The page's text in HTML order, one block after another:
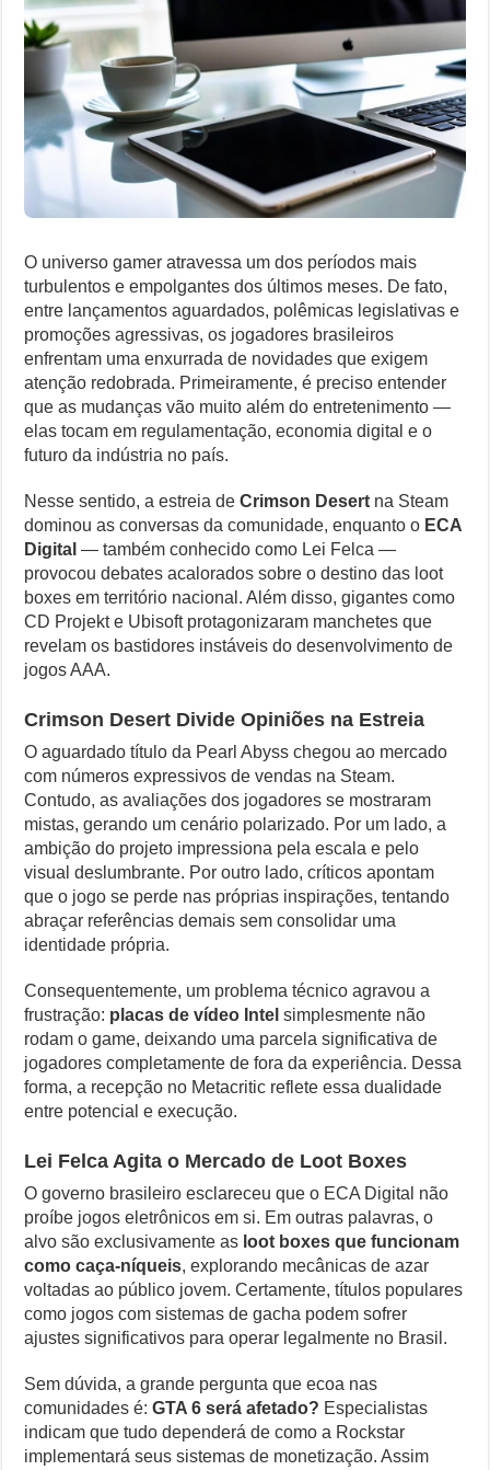
Como Resolver a Disputa Política do Republicanos Rumo a 2026
O Que Levou Quatro Trabalhadores à Morte em Obra Proibida no
Casa Branca Antes Distante, Camp David Agora no Centro do Poder
Especialistas Revelam o Que Levou ao Ataque Fatal na Fábrica
Semana
Decisiva
O universo gamer atravessa um dos períodos mais
turbulentos e empolgantes dos últimos meses. De fato,
entre lançamentos aguardados, polêmicas legislativas e
promoções agressivas, os jogadores brasileiros
enfrentam uma enxurrada de novidades que exigem
atenção redobrada. Primeiramente, é preciso entender
que as mudanças vão muito além do entretenimento —
elas tocam em regulamentação, economia digital e o
futuro da indústria no país.
Nesse sentido, a estreia deCrimson Desert na Steam
dominou as conversas da comunidade, enquanto o ECA
Digital — também conhecido como Lei Felca —
provocou debates acalorados sobre o destino das loot
boxes em território nacional. Além disso, gigantes como
CD Projekt e Ubisoft protagonizaram manchetes que
revelam os bastidores instáveis do desenvolvimento de
jogos AAA.
Crimson Desert Divide Opiniões na Estreia
O aguardado título da Pearl Abyss chegou ao mercado
com números expressivos de vendas na Steam.
Contudo, as avaliações dos jogadores se mostraram
mistas, gerando um cenário polarizado. Por um lado, a
ambição do projeto impressiona pela escala e pelo
visual deslumbrante. Por outro lado, críticos apontam
que o jogo se perde nas próprias inspirações, tentando
abraçar referências demais sem consolidar uma
identidade própria.
Consequentemente, um problema técnico agravou a
frustração: placas de vídeo Intel simplesmente não
rodam o game, deixando uma parcela significativa de
jogadores completamente de fora da experiência. Dessa
forma, a recepção no Metacritic reflete essa dualidade
entre potencial e execução.
Lei Felca Agita o Mercado de Loot Boxes
O governo brasileiro esclareceu que o ECA Digital não
proíbe jogos eletrônicos em si. Em outras palavras, o
alvo são exclusivamente as loot boxes que funcionam
como caça-níqueis, explorando mecânicas de azar
voltadas ao público jovem. Certamente, títulos populares
como jogos com sistemas de gacha podem sofrer
ajustes significativos para operar legalmente no Brasil.
Sem dúvida, a grande pergunta que ecoa nas
comunidades é:GTA 6 será afetado? Especialistas
indicam que tudo dependerá de como a Rockstar
implementará seus sistemas de monetização. Assim